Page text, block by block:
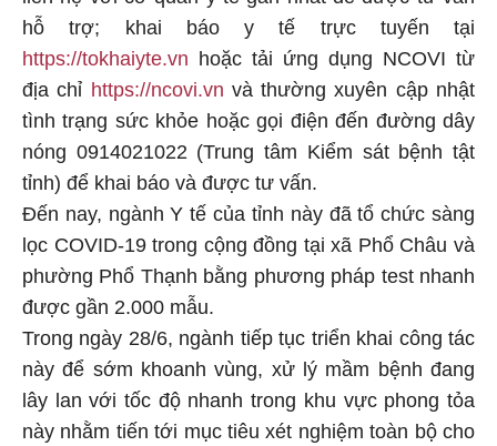
hỗ trợ; khai báo y tế trực tuyến tại
https://tokhaiyte.vn hoặc tải ứng dụng NCOVI từ
địa chỉ https://ncovi.vn và thường xuyên cập nhật
tình trạng sức khỏe hoặc gọi điện đến đường dây
nóng 0914021022 (Trung tâm Kiểm sát bệnh tật
tỉnh) để khai báo và được tư vấn.
Đến nay, ngành Y tế của tỉnh này đã tổ chức sàng
lọc COVID-19 trong cộng đồng tại xã Phổ Châu và
phường Phổ Thạnh bằng phương pháp test nhanh
được gần 2.000 mẫu.
Trong ngày 28/6, ngành tiếp tục triển khai công tác
này để sớm khoanh vùng, xử lý mầm bệnh đang
lây lan với tốc độ nhanh trong khu vực phong tỏa
này nhằm tiến tới mục tiêu xét nghiệm toàn bộ cho